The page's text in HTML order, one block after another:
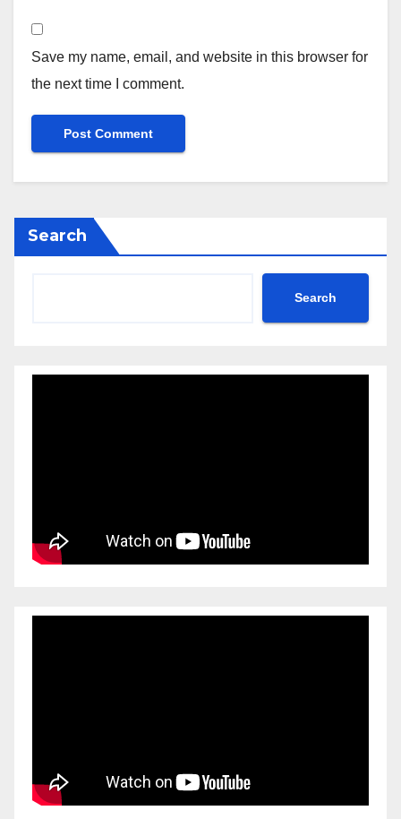
Save my name, email, and website in this browser for
the next time I comment.
Search
Search